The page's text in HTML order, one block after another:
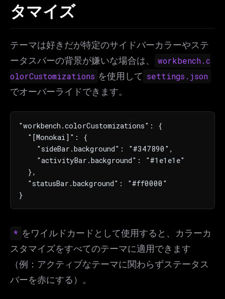
タマイズ
テーマは好きだが特定のサイドバーカラーやステ
ータスバーの背景が嫌いな場合は、
workbench.c
olorCustomizations を使用して settings.json
でオーバーライドできます。
"workbench.colorCustomizations": {
}
* をワイルドカードとして使用すると、カラーカ
スタマイズをすべてのテーマに適用できます
（例：アクティブなテーマに関わらずステータス
バーを赤にする）。